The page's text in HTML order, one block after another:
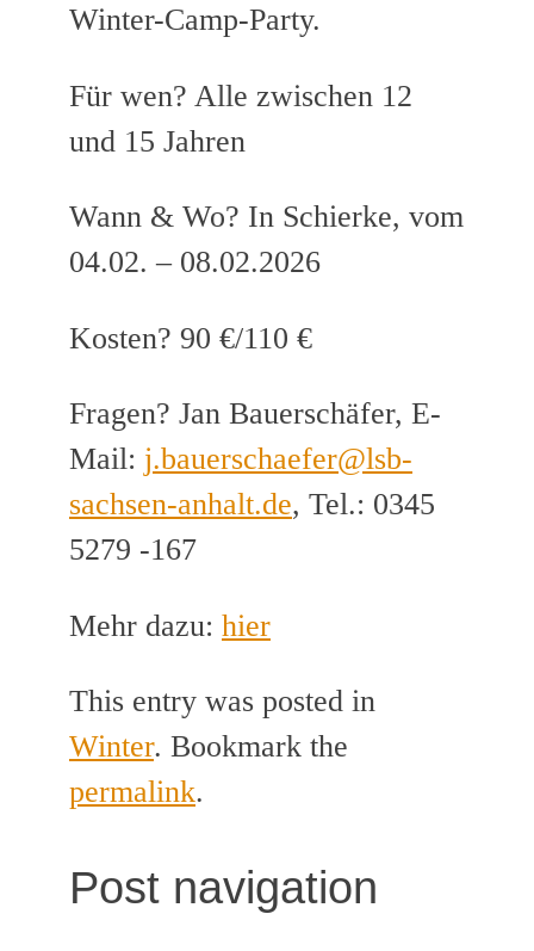
Winter-Camp-Party.
Für wen? Alle zwischen 12
und 15 Jahren
Wann & Wo? In Schierke, vom
04.02. – 08.02.2026
Kosten? 90 €/110 €
Fragen? Jan Bauerschäfer, E-
Mail: j.bauerschaefer@lsb-
sachsen-anhalt.de, Tel.: 0345
5279 -167
Mehr dazu: hier
This entry was posted in
Winter. Bookmark the
permalink.
Post navigation